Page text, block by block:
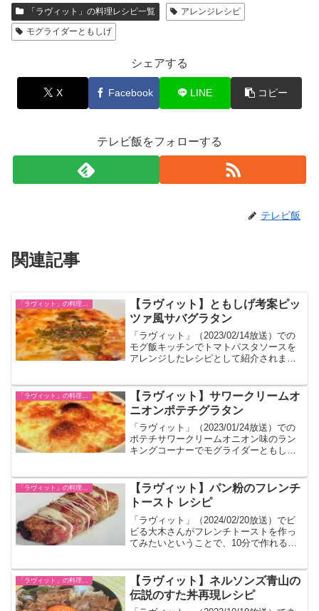
「ラヴィット」の料理レシピ一覧
アレンジレシピ
モグライダーともしげ
シェアする
X Facebook LINE コピー
テレビ飯をフォローする
テレビ飯
関連記事
【ラヴィット】ともしげ考案ピッ
ツァ風サバグラタン
「ラヴィット」（2023/02/14放送）での
モグ飯キッチンでトマトパスタソースを
アレンジしたレシピとして紹介されまし
【ラヴィット】サワークリームオ
ニオンポテチグラタン
「ラヴィット」（2023/01/24放送）での
ポテチサワークリームオニオン味のラン
キングコーナーでモグライダーともしげ
紹介しました。
「ラヴィット」の料理レシピ一覧
【ラヴィット】パン粉のフレンチ
トースト レシピ
「ラヴィット」（2024/02/20放送）でビ
ビる大木さんがフレンチトーストを作っ
てみたいということで、10分で作れるフ
【ラヴィット】ネルソンズ青山の
伝説のすた丼再現レシピ